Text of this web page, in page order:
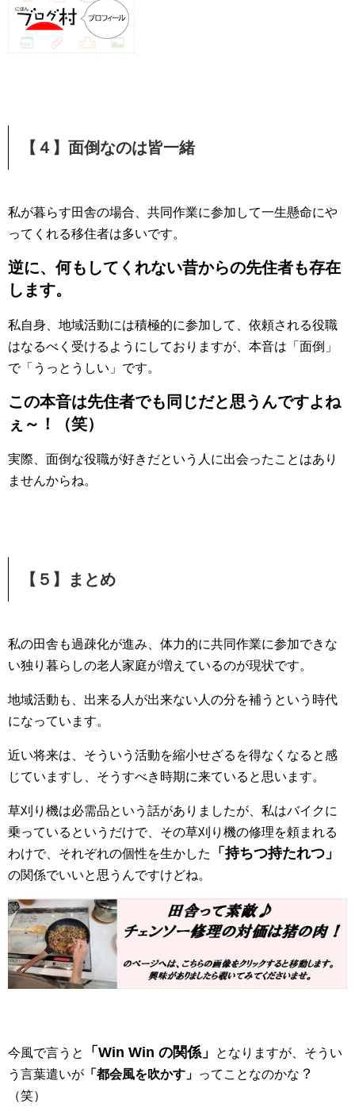
【４】面倒なのは皆一緒
私が暮らす田舎の場合、共同作業に参加して一生懸命にや
ってくれる移住者は多いです。
逆に、何もしてくれない昔からの先住者も存在
します。
私自身、地域活動には積極的に参加して、依頼される役職
はなるべく受けるようにしておりますが、本音は「面倒」
で「うっとうしい」です。
この本音は先住者でも同じだと思うんですよね
ぇ～！（笑）
実際、面倒な役職が好きだという人に出会ったことはあり
ませんからね。
【５】まとめ
私の田舎も過疎化が進み、体力的に共同作業に参加できな
い独り暮らしの老人家庭が増えているのが現状です。
地域活動も、出来る人が出来ない人の分を補うという時代
になっています。
近い将来は、そういう活動を縮小せざるを得なくなると感
じていますし、そうすべき時期に来ていると思います。
草刈り機は必需品という話がありましたが、私はバイクに
乗っているというだけで、その草刈り機の修理を頼まれる
わけで、それぞれの個性を生かした
「持ちつ持たれつ」
の関係でいいと思うんですけどね。
今風で言うと 「Win Win の関係」
となりますが、そうい
う言葉遣いが 「都会風を吹かす」 ってことなのかな ？
（笑）